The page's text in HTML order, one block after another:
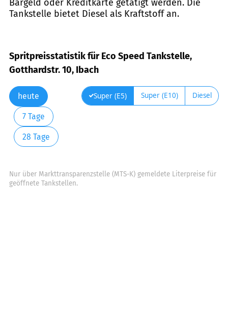
Bargeld oder Kreditkarte getätigt werden. Die
Tankstelle bietet Diesel als Kraftstoff an.
Spritpreisstatistik für Eco Speed Tankstelle,
Gotthardstr. 10, Ibach
heute
7 Tage
28 Tage
Super (E5) Super (E10) Diesel
Nur über Markttransparenzstelle (MTS-K) gemeldete Literpreise für
geöffnete Tankstellen.